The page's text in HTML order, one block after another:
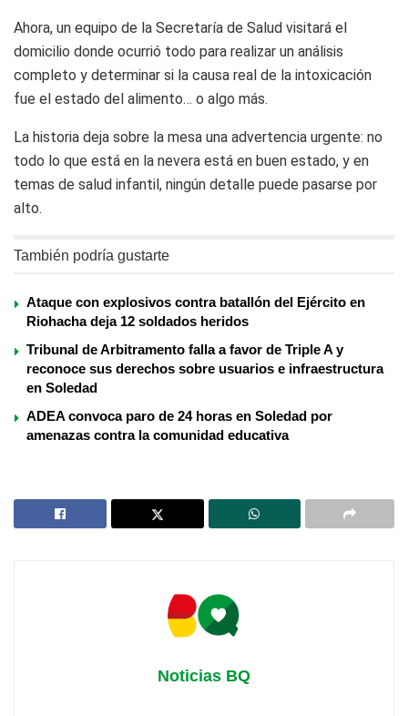
Ahora, un equipo de la Secretaría de Salud visitará el
domicilio donde ocurrió todo para realizar un análisis
completo y determinar si la causa real de la intoxicación
fue el estado del alimento… o algo más.
La historia deja sobre la mesa una advertencia urgente: no
todo lo que está en la nevera está en buen estado, y en
temas de salud infantil, ningún detalle puede pasarse por
alto.
También podría gustarte
Ataque con explosivos contra batallón del Ejército en
Riohacha deja 12 soldados heridos
Tribunal de Arbitramento falla a favor de Triple A y
reconoce sus derechos sobre usuarios e infraestructura
en Soledad
ADEA convoca paro de 24 horas en Soledad por
amenazas contra la comunidad educativa
Noticias BQ